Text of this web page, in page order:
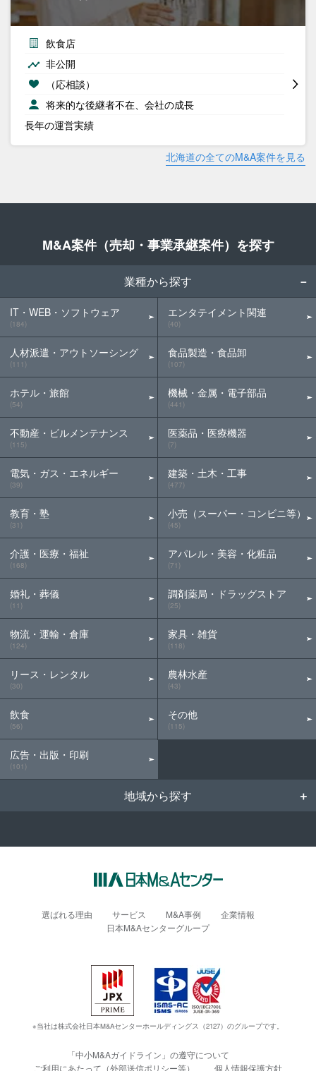
飲食店
非公開
（応相談）
将来的な後継者不在、会社の成長
長年の運営実績
北海道の全てのM&A案件を見る
M&A案件（売却・事業承継案件）を探す
業種から探す
IT・WEB・ソフトウェア
(184)
人材派遣・アウトソーシング
(111)
ホテル・旅館
(54)
不動産・ビルメンテナンス
(115)
電気・ガス・エネルギー
(39)
教育・塾
(31)
介護・医療・福祉
(168)
婚礼・葬儀
(11)
物流・運輸・倉庫
(124)
リース・レンタル
(30)
飲食
(56)
広告・出版・印刷
(101)
エンタテイメント関連
(40)
食品製造・食品卸
(107)
機械・金属・電子部品
(441)
医薬品・医療機器
(7)
建築・土木・工事
(477)
小売（スーパー・コンビニ等）
(45)
アパレル・美容・化粧品
(71)
調剤薬局・ドラッグストア
(25)
家具・雑貨
(118)
農林水産
(43)
その他
(115)
地域から探す
選ばれる理由 サービス M&A事例
企業情報
日本M&Aセンターグループ
※当社は株式会社日本M&Aセンターホールディングス（2127）のグループです。
「中小M&Aガイドライン」の遵守について
ご利用にあたって（外部送信ポリシー等）
個人情報保護方針